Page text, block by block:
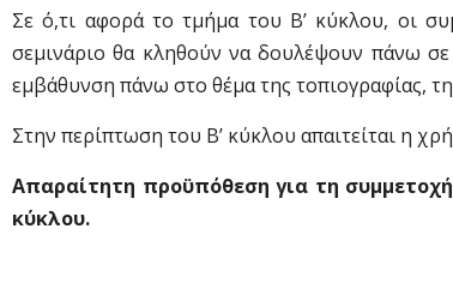
Σε ό,τι αφορά το τμήμα του Β’ κύκλου, οι
σεμινάριο θα κληθούν να δουλέψουν πάνω
εμβάθυνση πάνω στο θέμα της τοπιογραφίας,
Στην περίπτωση του Β’ κύκλου απαιτείται η
Απαραίτητη προϋπόθεση για τη
κύκλου.